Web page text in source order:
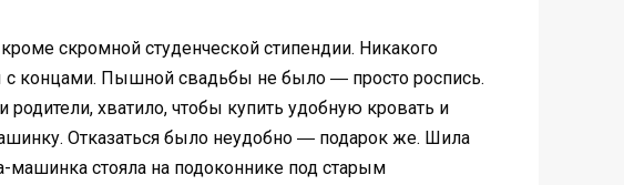
скромной студенческой стипендии. Никакого
с концами. Пышной свадьбы не было ― просто роспись.
хватило, чтобы купить удобную кровать и
Отказаться было неудобно ― подарок же. Шила
стояла на подоконнике под старым